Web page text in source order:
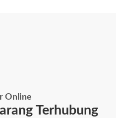
Online
Terhubung